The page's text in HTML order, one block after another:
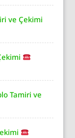
ve Çekimi
Tamiri ve